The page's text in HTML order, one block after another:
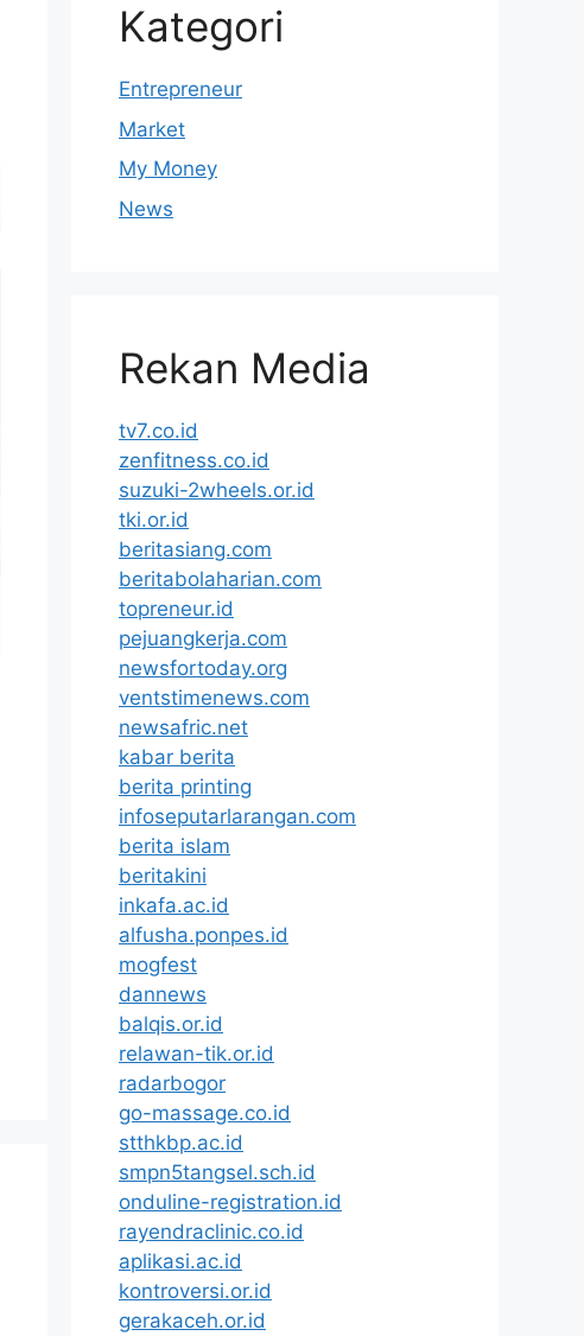
Kategori
Entrepreneur
Market
My Money
News
Rekan Media
tv7.co.id
zenfitness.co.id
suzuki-2wheels.or.id
tki.or.id
beritasiang.com
beritabolaharian.com
topreneur.id
pejuangkerja.com
newsfortoday.org
ventstimenews.com
newsafric.net
kabar berita
berita printing
infoseputarlarangan.com
berita islam
beritakini
inkafa.ac.id
alfusha.ponpes.id
mogfest
dannews
balqis.or.id
relawan-tik.or.id
radarbogor
go-massage.co.id
stthkbp.ac.id
smpn5tangsel.sch.id
onduline-registration.id
rayendraclinic.co.id
aplikasi.ac.id
kontroversi.or.id
gerakaceh.or.id